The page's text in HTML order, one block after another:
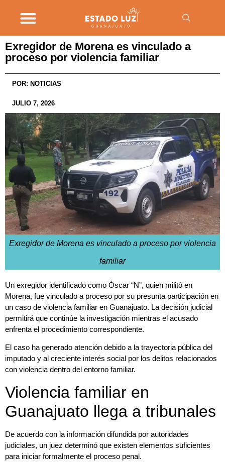
Exregidor de Morena es vinculado a
proceso por violencia familiar
POR: NOTICIAS
JULIO 7, 2026
Exregidor de Morena es vinculado a proceso por violencia
familiar
Un exregidor identificado como Óscar “N”, quien militó en
Morena, fue vinculado a proceso por su presunta participación en
un caso de violencia familiar en Guanajuato. La decisión judicial
permitirá que continúe la investigación mientras el acusado
enfrenta el procedimiento correspondiente.
El caso ha generado atención debido a la trayectoria pública del
imputado y al creciente interés social por los delitos relacionados
con violencia dentro del entorno familiar.
Violencia familiar en
Guanajuato llega a tribunales
De acuerdo con la información difundida por autoridades
judiciales, un juez determinó que existen elementos suficientes
para iniciar formalmente el proceso penal.